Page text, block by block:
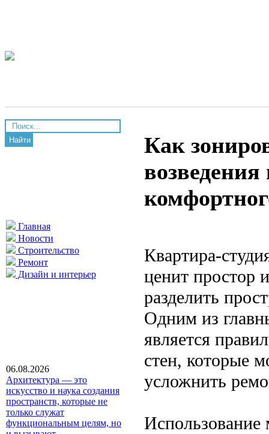
Найти
Главная
Новости
Строительство
Ремонт
Дизайн и интерьер
06.08.2026
Архитектура — это
искусство и наука создания
пространств, которые не
только служат
функциональным целям, но
Как
Квартира-
ценит простор
разделить
Одним из
является
стен, которые
усложнить
Использование